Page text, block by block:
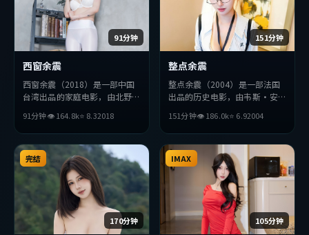
91分钟
西窗余震
西窗余震（2018）是一部中国
台湾出品的家庭电影，由北野武
发等主演。影片在叙事与视听上
力求突破，探讨人性与抉择，节
奏张弛有度，适合喜欢该类型的
观众完整观看。
91分钟👁164.8k⭐ 8.32018
151分钟
整点余震
整点余震（2004）是一部法国
出品的历史电影，由韦斯·安
姆·哈迪等主演。影片在叙事
与视听上力求突破，探讨人性与
抉择，节奏张弛有度，适合喜欢
该类型的观众完整观看。
151分钟👁186.0k⭐ 6.92004
170分钟
完结
105分钟
IMAX